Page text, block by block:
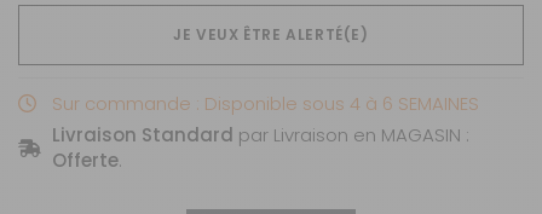
JE VEUX ÊTRE ALERTÉ(E)
Sur commande : Disponible sous 4 à 6 SEMAINES
Livraison Standard par Livraison en MAGASIN :
Offerte.